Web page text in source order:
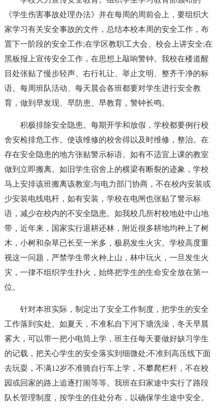
《学生伤害事故处理办法》并在每周的周前会上，要组织大
家学习有关安全事故的文件，总结本校本周的安全工作，布
置下一阶段的安全工作;在学区教职工大会、校会上讲安全;在
黑板报上宣传安全工作，在思想上敲响警钟。我校在楼道醒
目处张贴了慢步轻声、右行礼让、举止文明、整齐干净的标
语。每周班队活动、每天晨会各班都要对学生进行安全教
育，做到早发现、早防患、早教育，警钟长鸣。
积极排除安全隐患。每期开学和放假，学校都要例行校
舍安检排危工作。使该维修的校舍得以及时维修，整治。在
存在安全隐患的地方张贴警示标语。如有不适宜上课的教室
做到立即搬离。如旧学生宿舍上的横梁有断裂的迹象，学校
马上安排该班搬离该教室;与电力部门协商，不在校内安装或
少安装电线电杆，如有安装，学校在电闸也张贴了警示标
语，减少在校内的不安全隐患。如我校几所村校地处中山地
带，近年来，国家实行退耕还林，附近很多耕地均种上了树
木，小树和杂草已长至一米多，极易发生火灾。学校高度重
视这一问题，严禁学生带火种上山，林中玩火，一旦发生火
灾，一律不组织学生扑火，始终把学生的生命安全放在第一
位。
针对本班实际，制定出了安全工作制度，把学生的安全
工作落到实处。如夏天，不准私自下河下塘洗澡，冬天早晨
雾大，可以带一把小电筒上学，班主任每天要做好缺习学生
的记载，把关心学生的安全落实到细微处;不准到高压线下面
去玩耍，不满12岁不准骑自行车上学，不攀爬栏杆，不在校
园或回家的路上追逐打闹等等。我班在归家途中实行了路段
队长管理制度，按学生的住处分布，以确保学生途中安全。